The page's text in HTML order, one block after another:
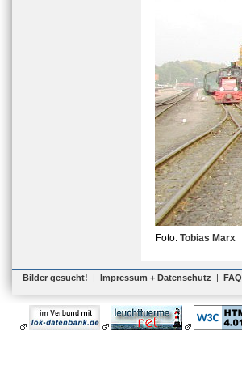
Foto: Tobias Marx
Bilder gesucht! | Impressum + Datenschutz | FAQ